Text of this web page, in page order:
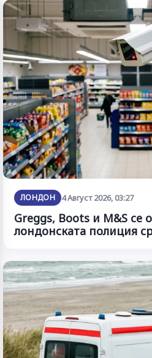
ЛОНДОН 4 Август 2026, 03:27
Greggs, Boots и M&S се
лондонската полиция